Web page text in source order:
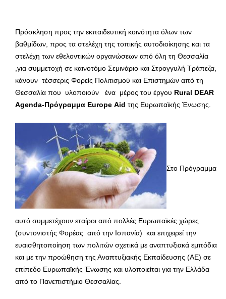
Πρόσκληση προς την εκπαιδευτική κοινότητα όλων των
βαθμίδων, προς τα στελέχη της τοπικής αυτοδιοίκησης και τα
στελέχη των εθελοντικών οργανώσεων από όλη τη Θεσσαλία
,για συμμετοχή σε καινοτόμο Σεμινάριο και Στρογγυλή Τράπεζα,
κάνουν τέσσερις Φορείς Πολιτισμού και Επιστημών από τη
Θεσσαλία που υλοποιούν ένα μέρος του έργου Rural DEAR
Agenda-Πρόγραμμα Europe Aid της Ευρωπαϊκής Ένωσης.
Στο Πρόγραμμα
αυτό συμμετέχουν εταίροι από πολλές Ευρωπαϊκές χώρες
(συντονιστής Φορέας από την Ισπανία) και επιχειρεί την
ευαισθητοποίηση των πολιτών σχετικά με αναπτυξιακά εμπόδια
και με την προώθηση της Αναπτυξιακής Εκπαίδευσης (ΑΕ) σε
επίπεδο Ευρωπαϊκής Ένωσης και υλοποιείται για την Ελλάδα
από το Πανεπιστήμιο Θεσσαλίας.